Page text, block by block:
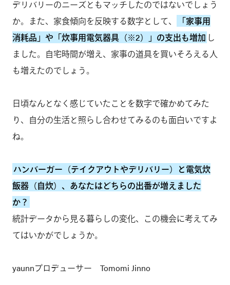
デリバリーのニーズともマッチしたのではないでしょう
か。また、家食傾向を反映する数字として、
「家事用
消耗品」や「炊事用電気器具（※2）」の支出も増加 し
ました。自宅時間が増え、家事の道具を買いそろえる人
も増えたのでしょう。
日頃なんとなく感じていたことを数字で確かめてみた
り、自分の生活と照らし合わせてみるのも面白いですよ
ね。
ハンバーガー（テイクアウトやデリバリー）と電気炊
飯器（自炊）、あなたはどちらの出番が増えました
か？
統計データから見る暮らしの変化、この機会に考えてみ
てはいかがでしょうか。
yaunnプロデューサー Tomomi Jinno